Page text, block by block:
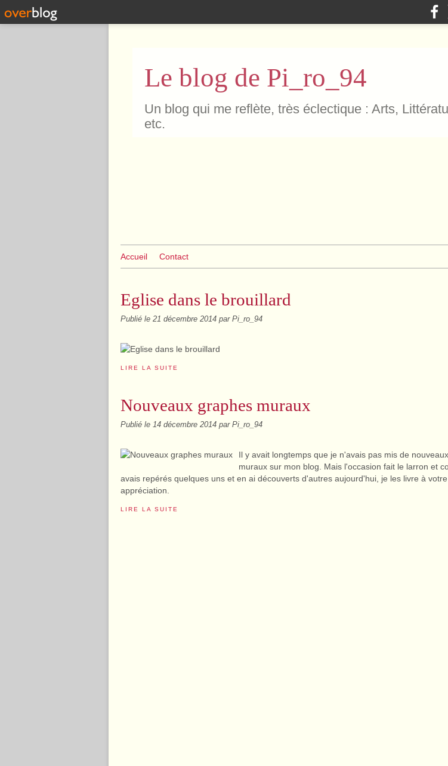
Le blog de Pi_ro_94
Un blog qui me reflète, très éclectique : Arts,
etc.
Accueil Contact
Eglise dans le brouillard
Publié le 21 décembre 2014 par Pi_ro_94
LIRE LA SUITE
Nouveaux graphes muraux
Publié le 14 décembre 2014 par Pi_ro_94
Il y avait longtemps que je n'avais pas mis de
muraux sur mon blog. Mais l'occasion fait le larron et
avais repérés quelques uns et en ai découverts d'autres aujourd'hui, je les livre à votre
appréciation.
LIRE LA SUITE